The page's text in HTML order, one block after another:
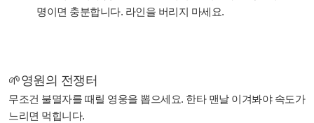
명이면 충분합니다. 라인을 버리지 마세요.
🌱영원의 전쟁터
무조건 불멸자를 때릴 영웅을 뽑으세요. 한타 맨날 이겨봐야 속도가
느리면 먹힙니다.